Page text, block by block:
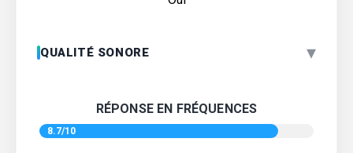
QUALITÉ SONORE ▾
RÉPONSE EN FRÉQUENCES
8.7/10